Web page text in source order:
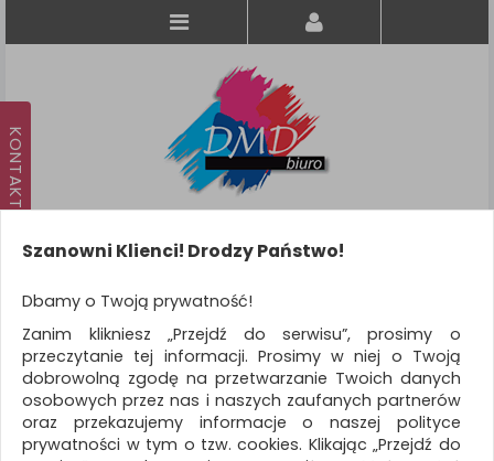
KATEGORIE
WSZYSTKIE KATEGORIE
FILTRY
Więcej
Szanowni Klienci! Drodzy Państwo!
Dbamy o Twoją prywatność!
Zanim klikniesz „Przejdź do serwisu”, prosimy o
przeczytanie tej informacji. Prosimy w niej o Twoją
dobrowolną zgodę na przetwarzanie Twoich danych
osobowych przez nas i naszych zaufanych partnerów
oraz przekazujemy informacje o naszej polityce
prywatności w tym o tzw. cookies. Klikając „Przejdź do